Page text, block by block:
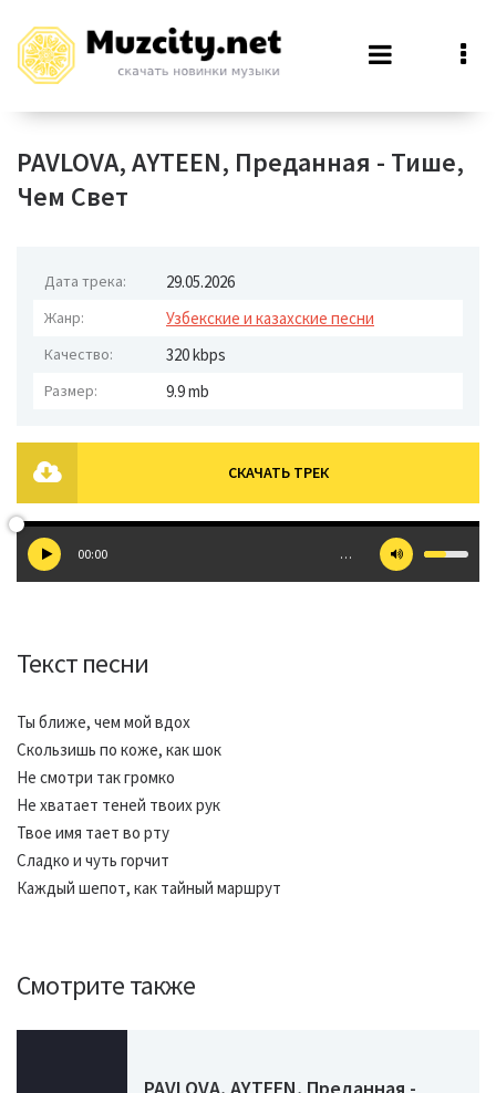
PAVLOVA, AYTEEN, Преданная - Тише,
Чем Свет
Дата трека: 29.05.2026
Жанр: Узбекские и казахские песни
Качество: 320 kbps
Размер: 9.9 mb
СКАЧАТЬ ТРЕК
00:00 …
Текст песни
Ты ближе, чем мой вдох
Скользишь по коже, как шок
Не смотри так громко
Не хватает теней твоих рук
Твое имя тает во рту
Сладко и чуть горчит
Каждый шепот, как тайный маршрут
Смотрите также
PAVLOVA, AYTEEN, Преданная -